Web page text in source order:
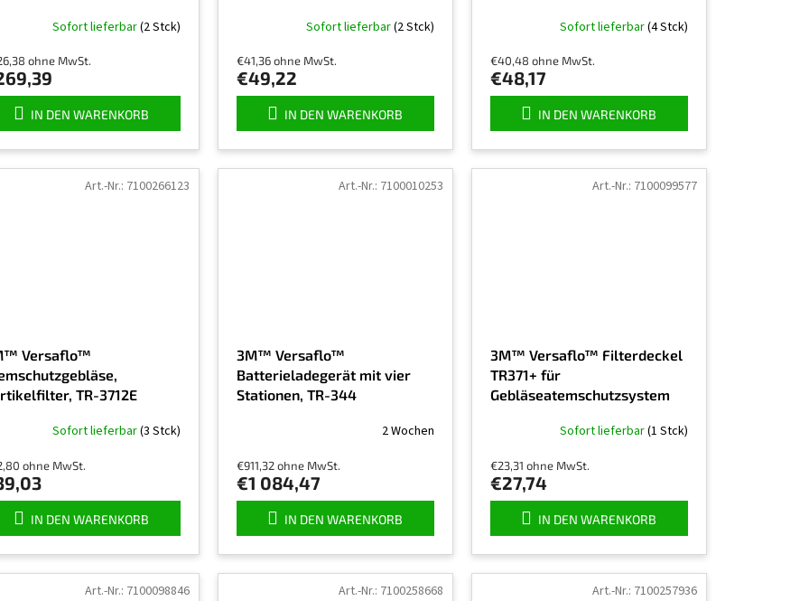
Sofort lieferbar(2 Stck)
ohne MwSt.
IN DEN WARENKORB
Sofort lieferbar(2 Stck)
€41,36 ohne MwSt.
€49,22
IN DEN WARENKORB
Sofort lieferbar(4 Stck)
€40,48 ohne MwSt.
€48,17
IN DEN WARENKORB
Versaflo™
TR-3712E
Sofort lieferbar(3 Stck)
ohne MwSt.
IN DEN WARENKORB
Art.-Nr.: 7100266123
3M™ Versaflo™
Batterieladegerät mit vier
Stationen, TR-344
2 Wochen
€911,32 ohne MwSt.
€1 084,47
IN DEN WARENKORB
Art.-Nr.: 7100010253
3M™ Versaflo™ Filterdeckel
TR371+ für
Gebläseatemschutzsystem
Sofort lieferbar(1 Stck)
€23,31 ohne MwSt.
€27,74
IN DEN WARENKORB
Art.-Nr.: 7100099577
Art.-Nr.: 7100098846 Art.-Nr.: 7100258668 Art.-Nr.: 7100257936